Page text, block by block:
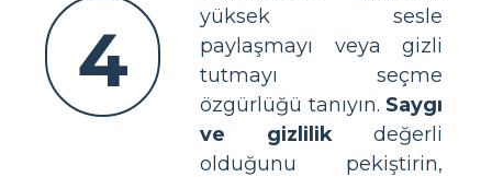
4
yüksek sesle
paylaşmayı veya gizli
tutmayı seçme
özgürlüğü tanıyın. Saygı
ve gizlilikdeğerli
olduğunu pekiştirin,